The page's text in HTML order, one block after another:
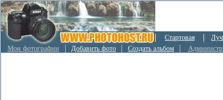
Стартовая
Мои фотографии
Добавить фото Создать альбом